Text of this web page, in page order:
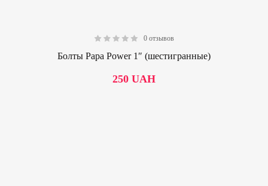
0 отзывов
Болты Papa Power 1″ (шестигранные)
250 UAH